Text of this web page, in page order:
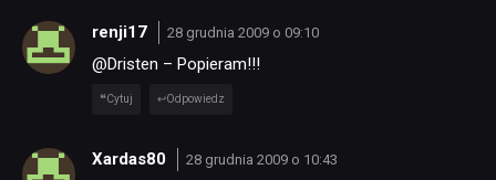
renji17 28 grudnia 2009 o 09:10
@Dristen – Popieram!!!
Cytuj Odpowiedz
Xardas80 28 grudnia 2009 o 10:43